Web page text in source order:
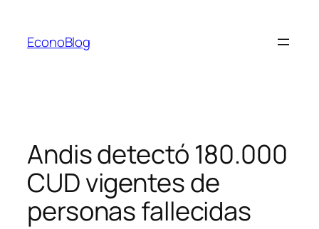
contenido
EconoBlog
Andis detectó 180.000
CUD vigentes de
personas fallecidas